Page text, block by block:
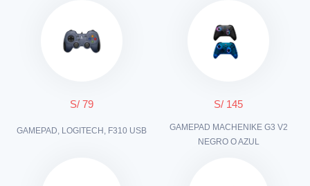
S/ 79
GAMEPAD, LOGITECH, F310 USB
S/ 145
GAMEPAD MACHENIKE G3 V2
NEGRO O AZUL